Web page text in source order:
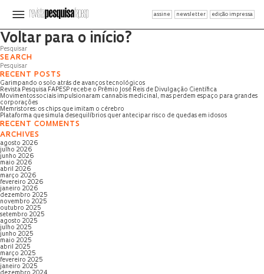
assine newsletter edição impressa
Página não encontrada
Voltar para o início?
SEARCH
RECENT POSTS
Garimpando o solo atrás de avanços tecnológicos
Revista Pesquisa FAPESP recebe o Prêmio José Reis de Divulgação Científica
Movimentos sociais impulsionaram cannabis medicinal, mas perdem espaço para grandes
corporações
Memristores: os chips que imitam o cérebro
Plataforma que simula desequilíbrios quer antecipar risco de quedas em idosos
RECENT COMMENTS
ARCHIVES
agosto 2026
julho 2026
junho 2026
maio 2026
abril 2026
março 2026
fevereiro 2026
janeiro 2026
dezembro 2025
novembro 2025
outubro 2025
setembro 2025
agosto 2025
julho 2025
junho 2025
maio 2025
abril 2025
março 2025
fevereiro 2025
janeiro 2025